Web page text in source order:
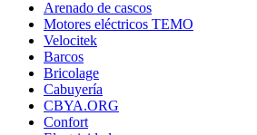
Arenado de cascos
Motores eléctricos TEMO
Velocitek
Barcos
Bricolage
Cabuyería
CBYA.ORG
Confort